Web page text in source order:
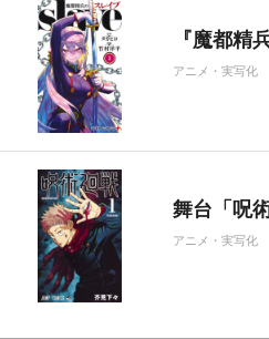
『魔都精
アニメ・実写化
舞台「呪
アニメ・実写化